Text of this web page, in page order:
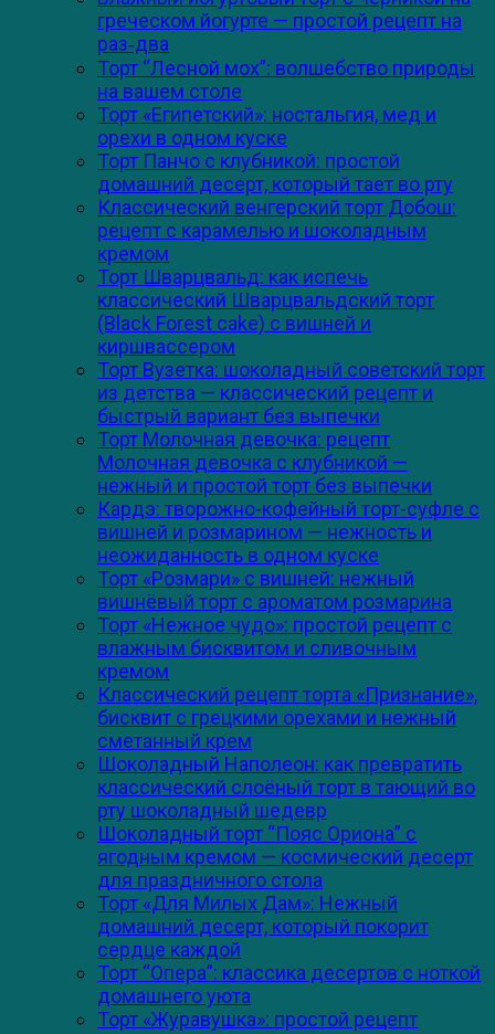
греческом йогурте — простой рецепт на
раз‑два
Торт “Лесной мох”: волшебство природы
на вашем столе
Торт «Египетский»: ностальгия, мед и
орехи в одном куске
Торт Панчо с клубникой: простой
домашний десерт, который тает во рту
Классический венгерский торт Добош:
рецепт с карамелью и шоколадным
кремом
Торт Шварцвальд: как испечь
классический Шварцвальдский торт
(Black Forest cake) с вишней и
киршвассером
Торт Вузетка: шоколадный советский торт
из детства — классический рецепт и
быстрый вариант без выпечки
Торт Молочная девочка: рецепт
Молочная девочка с клубникой —
нежный и простой торт без выпечки
Кардэ: творожно-кофейный торт-суфле с
вишней и розмарином — нежность и
неожиданность в одном куске
Торт «Розмари» с вишней: нежный
вишнёвый торт с ароматом розмарина
Торт «Нежное чудо»: простой рецепт с
влажным бисквитом и сливочным
кремом
Классический рецепт торта «Признание»,
бисквит с грецкими орехами и нежный
сметанный крем
Шоколадный Наполеон: как превратить
классический слоёный торт в тающий во
рту шоколадный шедевр
Шоколадный торт “Пояс Ориона” с
ягодным кремом — космический десерт
для праздничного стола
Торт «Для Милых Дам»: Нежный
домашний десерт, который покорит
сердце каждой
Торт “Опера”: классика десертов с ноткой
домашнего уюта
Торт «Журавушка»: простой рецепт